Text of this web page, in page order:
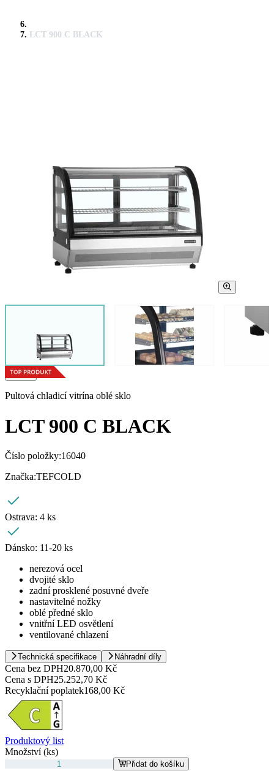
LCT 900 C BLACK
Pultová chladicí vitrína oblé sklo
LCT 900 C BLACK
Číslo položky:16040
Značka:TEFCOLD
Ostrava: 4 ks
Dánsko: 11-20 ks
nerezová ocel
dvojité sklo
zadní prosklené posuvné dveře
nastavitelné nožky
oblé předné sklo
vnitřní LED osvětlení
ventilované chlazení
Technická specifikace Náhradní díly
Cena bez DPH20.870,00 Kč
Cena s DPH25.252,70 Kč
Recyklační poplatek168,00 Kč
Produktový list
Množství (ks)
Přidat do košíku